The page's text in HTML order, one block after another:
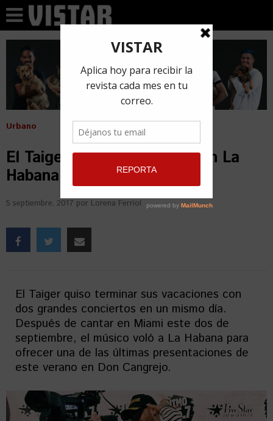
Urbano
El Taiger cantó en Miami y en La
Habana el mismo día
5 septiembre, 2017 por Lorena Ferriol
El Taiger quiso terminar sus vacaciones con
dos grandes conciertos en un mismo día.
Después de cantar en Miami este dos de
septiembre, el músico voló a La Habana para
ofrecer una de las últimas presentaciones de
este verano en Don Cangrejo.